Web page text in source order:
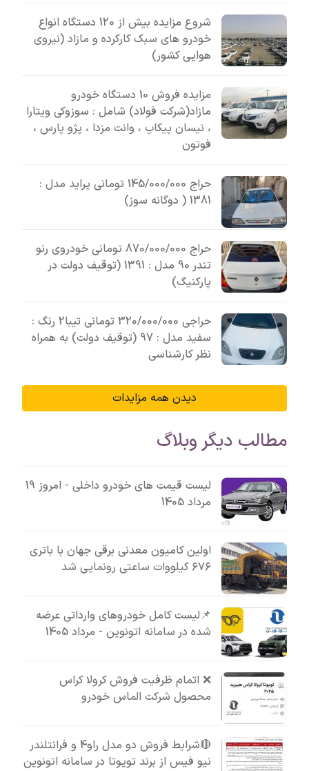
شروع مزایده بیش از 120 دستگاه انواع
خودرو های سبک کارکرده و مازاد (نیروی
هوایی کشور)
مزایده فروش 10 دستگاه خودرو
مازاد(شرکت فولاد) شامل : سوزوکی ویتارا
، نیسان پیکاپ ، وانت مزدا ، پژو پارس ،
فوتون
حراج 145/000/000 تومانی پراید مدل :
1381 ( دوگانه سوز)
حراج 870/000/000 تومانی خودروی رنو
تندر 90 مدل : 1391 (توقیف دولت در
پارکنیگ)
حراجی 320/000/000 تومانی تیبا2 رنگ :
سفید مدل : 97 (توقیف دولت) به همراه
نظر کارشناسی
دیدن همه مزایدات
مطالب دیگر وبلاگ
لیست قیمت های خودرو داخلی - امروز 19
مرداد 1405
اولین کامیون معدنی برقی جهان با باتری
۶۷۶ کیلووات ساعتی رونمایی شد
📌لیست کامل خودروهای وارداتی عرضه
شده در سامانه اتونوین - مرداد 1405
❌ اتمام ظرفیت فروش کرولا کراس
محصول شرکت الماس خودرو
🔴شرایط فروش دو مدل راو4 و فرانتلندر
نیو فیس از برند تویوتا در سامانه اتونوین